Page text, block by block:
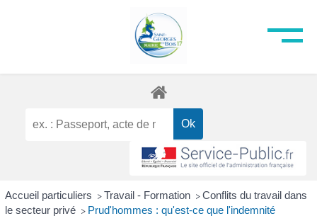
Accueil particuliers > Travail - Formation > Conflits du travail dans
le secteur privé > Prud'hommes : qu'est-ce que l'indemnité